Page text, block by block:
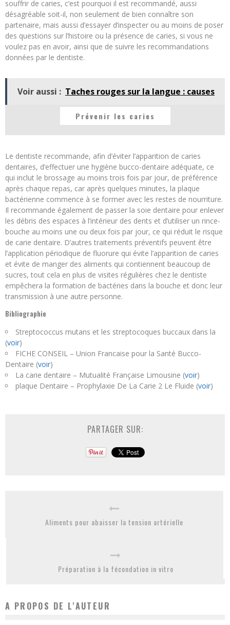
souffrir de caries, c’est pourquoi il est recommandé, aussi
désagréable soit-il, non seulement de bien connaître son
partenaire, mais aussi d’essayer d’inspecter ou au moins de poser
des questions sur l’histoire ou la présence de caries, si vous ne
voulez pas en avoir, ainsi que de suivre les recommandations
données par le dentiste.
Voir aussi : Taches rouges sur la langue : causes
Prévenir les caries
Le dentiste recommande, afin d’éviter l’apparition de caries
dentaires, d’effectuer une hygiène bucco-dentaire adéquate, ce
qui inclut le brossage au moins trois fois par jour, de préférence
après chaque repas, car après quelques minutes, la plaque
bactérienne commence à se former avec les restes de nourriture.
Il recommande également de passer la soie dentaire pour enlever
les débris des espaces à l’intérieur des dents et d’utiliser un rince-
bouche au moins une ou deux fois par jour, ce qui réduit le risque
de carie dentaire. D’autres traitements préventifs peuvent être
l’application périodique de fluorure qui évite l’apparition de caries
et évite de manger des aliments qui contiennent beaucoup de
sucres, tout cela en plus de visites régulières chez le dentiste
empêchera la formation de bactéries dans la bouche et donc leur
transmission à une autre personne.
Bibliographie
Streptococcus mutans et les streptocoques buccaux dans la
(voir)
FICHE CONSEIL – Union Francaise pour la Santé Bucco-
Dentaire (voir)
La carie dentaire – Mutualité Française Limousine (voir)
plaque Dentaire – Prophylaxie De La Carie 2 Le Fluide (voir)
PARTAGER SUR:
Aliments pour abaisser la tension artérielle
Préparation à la fécondation in vitro
A PROPOS DE L'AUTEUR